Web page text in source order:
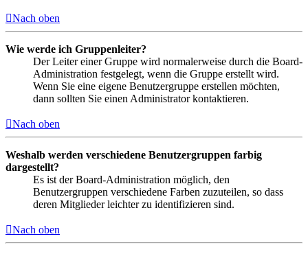
Nach oben
Wie werde ich Gruppenleiter?
Der Leiter einer Gruppe wird normalerweise durch die Board-
Administration festgelegt, wenn die Gruppe erstellt wird.
Wenn Sie eine eigene Benutzergruppe erstellen möchten,
dann sollten Sie einen Administrator kontaktieren.
Nach oben
Weshalb werden verschiedene Benutzergruppen farbig
dargestellt?
Es ist der Board-Administration möglich, den
Benutzergruppen verschiedene Farben zuzuteilen, so dass
deren Mitglieder leichter zu identifizieren sind.
Nach oben